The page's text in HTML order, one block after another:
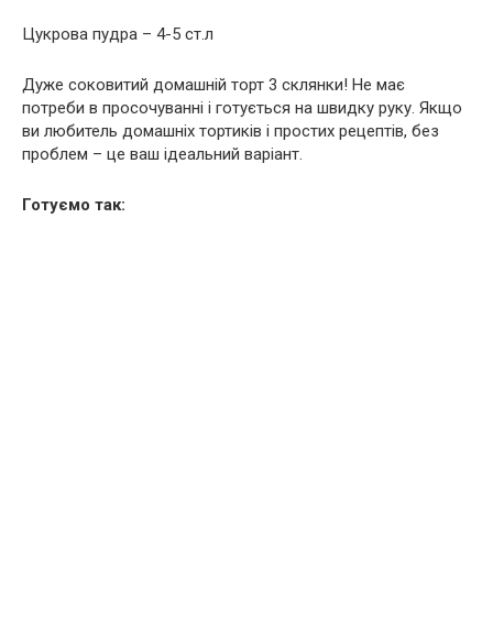
Цукрова пудра – 4-5 ст.л
Дуже соковитий домашній торт 3 склянки! Не має
потреби в просочуванні і готується на швидку руку. Якщо
ви любитель домашніх тортиків і простих рецептів, без
проблем – це ваш ідеальний варіант.
Готуємо так: